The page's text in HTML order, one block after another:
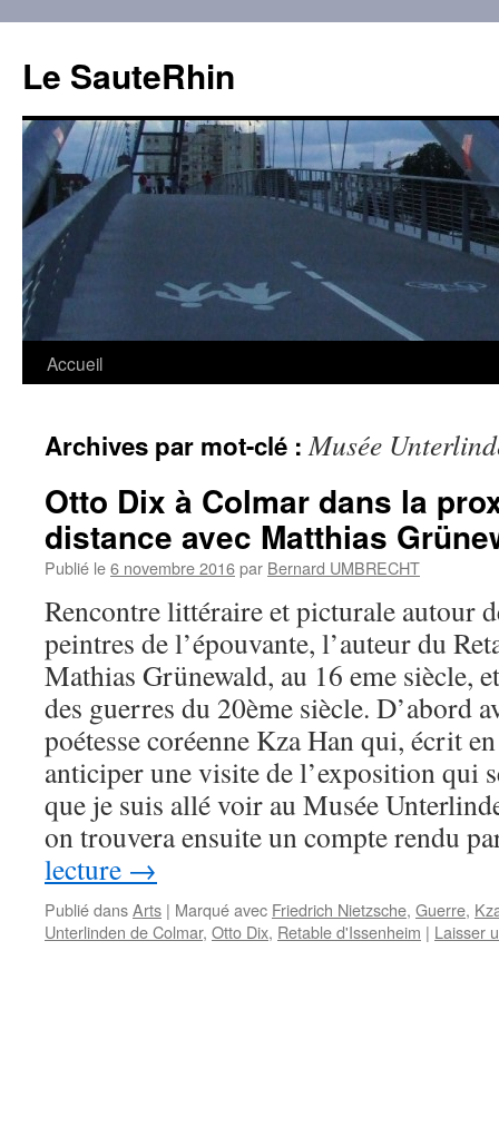
contenu
Le SauteRhin
Accueil
Archives par mot-clé :Musée
Otto Dix à Colmar dans la
distance avec Matthias
Publié le6 novembre 2016par Bernard UMBRECHT
Rencontre littéraire et picturale autour
peintres de l’épouvante, l’auteur du
Mathias Grünewald, au 16 eme siècle,
des guerres du 20ème siècle. D’abord
poétesse coréenne Kza Han qui, écrit
anticiper une visite de l’exposition qui
que je suis allé voir au Musée
on trouvera ensuite un compte rendu
lecture →
Publié dansArts | Marqué avec Friedrich Nietzsche, Guerre,
Unterlinden de Colmar, Otto Dix, Retable d'Issenheim | Laisser